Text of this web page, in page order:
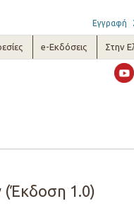
Εγγραφή
e-Εκδόσεις Στην
(Έκδοση 1.0)